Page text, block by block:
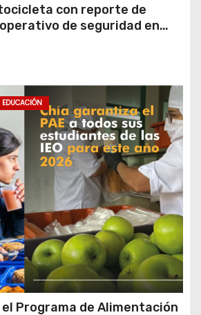
con reporte de
de seguridad en
EDUCACIÓN
Programa de Alimentación